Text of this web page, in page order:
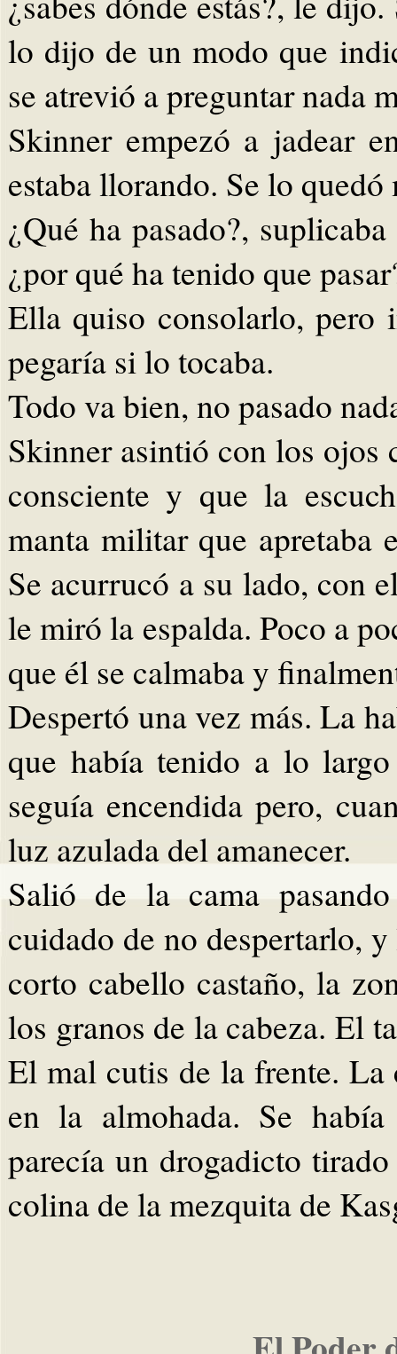
lo dijo de un modo que
se atrevió a preguntar nada
Skinner empezó a jadear
estaba llorando. Se lo
¿Qué ha pasado?,
¿por qué ha tenido que
Ella quiso consolarlo,
pegaría si lo tocaba.
Todo va bien, no pasado
Skinner asintió con los ojos
consciente y que la
manta militar que apretaba
Se acurrucó a su lado, con
le miró la espalda. Poco a
que él se calmaba y
Despertó una vez más. La
que había tenido a lo
seguía encendida pero,
luz azulada del amanecer.
Salió de la cama
cuidado de no despertarlo,
corto cabello castaño, la
los granos de la cabeza. El
El mal cutis de la frente. La
en la almohada. Se
parecía un drogadicto
colina de la mezquita de